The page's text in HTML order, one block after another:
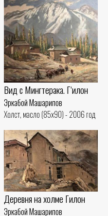
Вид с Мингтерака. Гʻилон
Эркабой Машарипов
Холст, масло (85x90) - 2006 год
Деревня на холме Гилон
Эркабой Машарипов